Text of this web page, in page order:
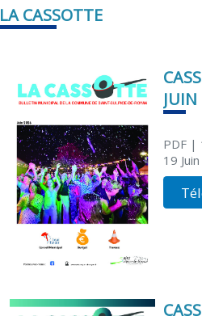
LA CASSOTTE
PDF|
19